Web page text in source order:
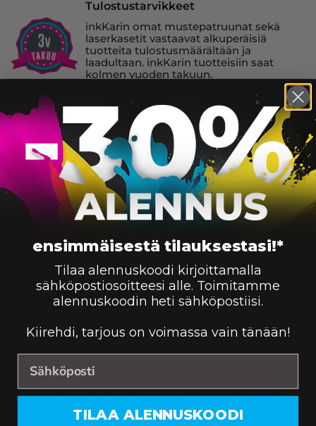
Tulostustarvikkeet
inkKarin omat mustepatruunat sekä
laserkasetit vastaavat alkuperäisiä
tuotteita tulostusmäärältään ja
laadultaan. inkKarin tuotteisiin saat
kolmen vuoden takuun.
HP 145A laserkasetti, musta – tarvike,
premium
1700 Väri: Saatavuus: 59,90€ Ei saatavilla
HP 145X laserkasetti, musta – tarvike,
Ei saatavilla
Asiakkailtamme saatua palautetta ja arvosteluja
ensimmäisestä tilauksestasi!*
Tilaa alennuskoodi kirjoittamalla
sähköpostiosoitteesi alle. Toimitamme
alennuskoodin heti sähköpostiisi.
Kiirehdi, tarjous on voimassa vain tänään!
TILAA ALENNUSKOODI